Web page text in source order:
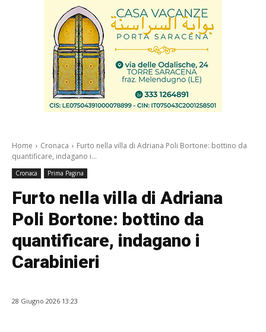
Home Cronaca
Furto nella villa di Adriana Poli Bortone: bottino da
quantificare, indagano i...
Cronaca Prima Pagina
Furto nella villa di Adriana
Poli Bortone: bottino da
quantificare, indagano i
Carabinieri
28 Giugno 2026 13:23